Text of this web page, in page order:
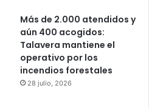
Más de 2.000 atendidos y
aún 400 acogidos:
Talavera mantiene el
operativo por los
incendios forestales
28 julio, 2026